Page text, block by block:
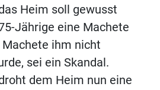
Heim soll gewusst
Jährige eine Machete
ihm nicht
sei ein Skandal.
dem Heim nun eine